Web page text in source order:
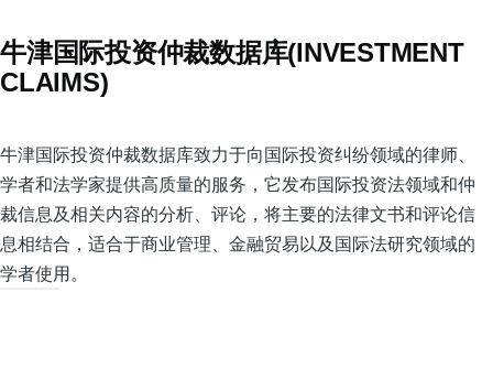
牛津国际投资仲裁数据库(INVESTMENT
CLAIMS)
牛津国际投资仲裁数据库致力于向国际投资纠纷领域的律师、
学者和法学家提供高质量的服务，它发布国际投资法领域和仲
裁信息及相关内容的分析、评论，将主要的法律文书和评论信
息相结合，适合于商业管理、金融贸易以及国际法研究领域的
学者使用。